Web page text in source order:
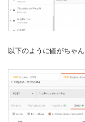
以下のように値がちゃ